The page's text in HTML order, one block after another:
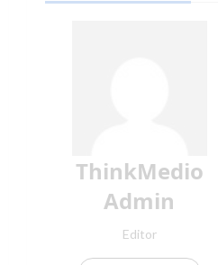
ThinkMedio
Admin
Editor